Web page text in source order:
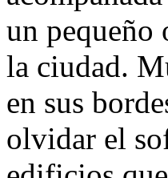
un pequeño
la ciudad.
en sus
olvidar el